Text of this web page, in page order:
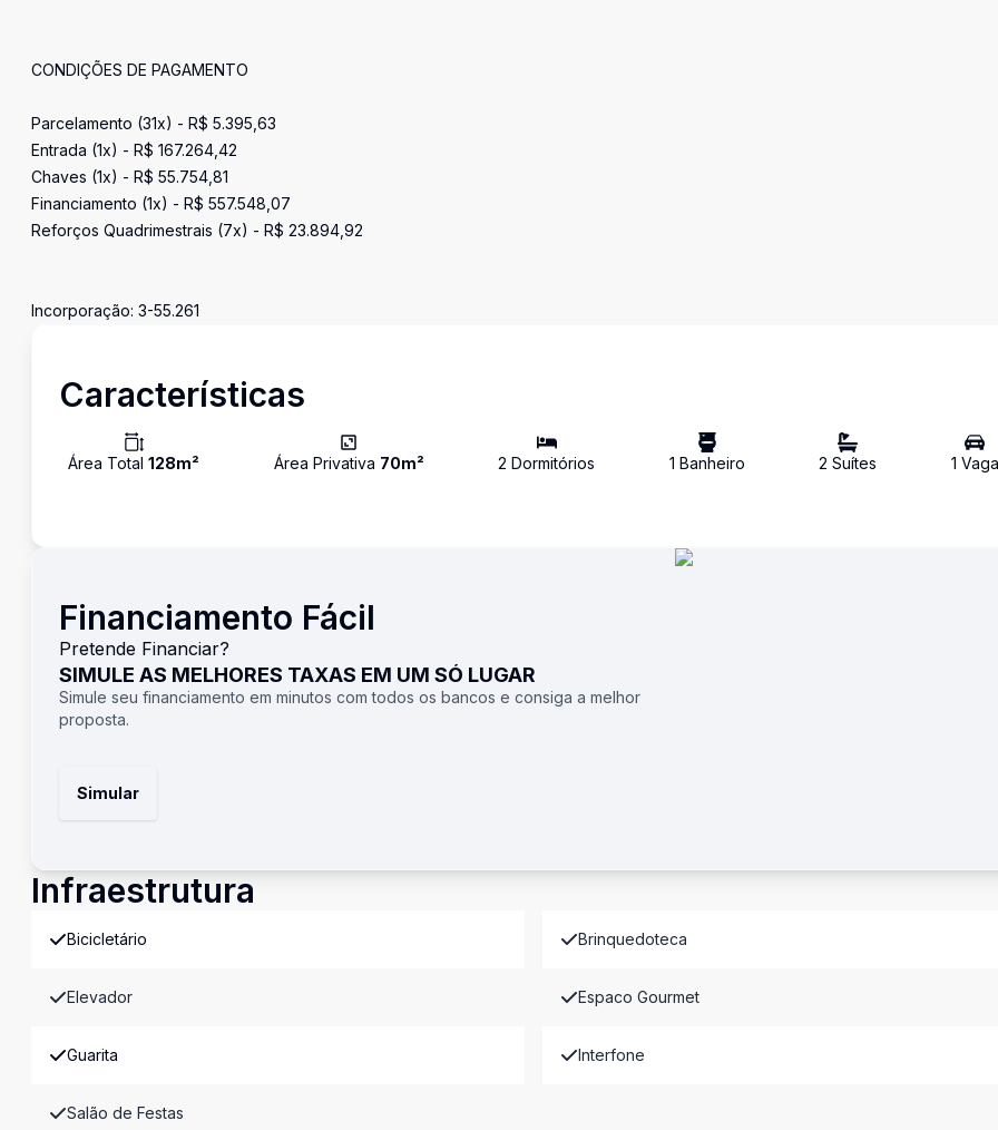
CONDIÇÕES DE PAGAMENTO
Parcelamento (31x) - R$ 5.395,63
Entrada (1x) - R$ 167.264,42
Chaves (1x) - R$ 55.754,81
Financiamento (1x) - R$ 557.548,07
Reforços Quadrimestrais (7x) - R$ 23.894,92
Incorporação: 3-55.261
Características
Área Total 128m² Área Privativa 70m² 2 Dormitórios 1 Banheiro 2 Suítes 1 Vaga
Financiamento Fácil
Pretende Financiar?
SIMULE AS MELHORES TAXAS EM UM SÓ LUGAR
Simule seu financiamento em minutos com todos os bancos e consiga a melhor
proposta.
Simular
Infraestrutura
Bicicletário Brinquedoteca
Elevador Espaco Gourmet
Guarita Interfone
Salão de Festas